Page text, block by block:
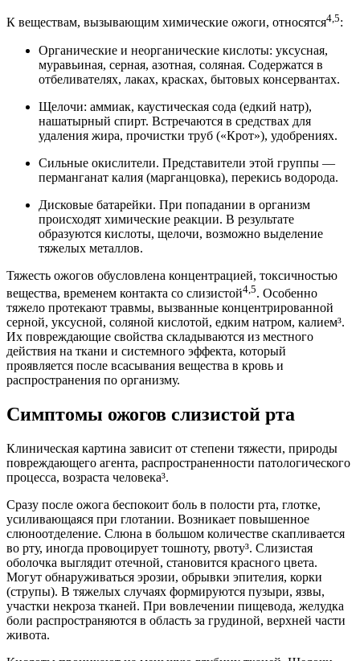
К веществам, вызывающим химические ожоги, относятся4,5:
Органические и неорганические кислоты: уксусная,
муравьиная, серная, азотная, соляная. Содержатся в
отбеливателях, лаках, красках, бытовых консервантах.
Щелочи: аммиак, каустическая сода (едкий натр),
нашатырный спирт. Встречаются в средствах для
удаления жира, прочистки труб («Крот»), удобрениях.
Сильные окислители. Представители этой группы —
перманганат калия (марганцовка), перекись водорода.
Дисковые батарейки. При попадании в организм
происходят химические реакции. В результате
образуются кислоты, щелочи, возможно выделение
тяжелых металлов.
Тяжесть ожогов обусловлена концентрацией, токсичностью
вещества, временем контакта со слизистой4,5. Особенно
тяжело протекают травмы, вызванные концентрированной
серной, уксусной, соляной кислотой, едким натром, калием³.
Их повреждающие свойства складываются из местного
действия на ткани и системного эффекта, который
проявляется после всасывания вещества в кровь и
распространения по организму.
Симптомы ожогов слизистой рта
Клиническая картина зависит от степени тяжести, природы
повреждающего агента, распространенности патологического
процесса, возраста человека³.
Сразу после ожога беспокоит боль в полости рта, глотке,
усиливающаяся при глотании. Возникает повышенное
слюноотделение. Слюна в большом количестве скапливается
во рту, иногда провоцирует тошноту, рвоту³. Слизистая
оболочка выглядит отечной, становится красного цвета.
Могут обнаруживаться эрозии, обрывки эпителия, корки
(струпы). В тяжелых случаях формируются пузыри, язвы,
участки некроза тканей. При вовлечении пищевода, желудка
боли распространяются в область за грудиной, верхней части
живота.